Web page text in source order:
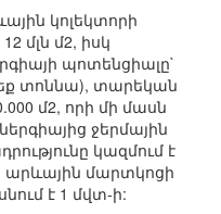
կոլեկտորի
մլն մ2, իսկ
պոտենցիալը`
տոննա), տարեկան
մ2, որի մի մասն
ջերմային
կազմում է
արևային մարտկոցի
է 1 մվտ-ի: